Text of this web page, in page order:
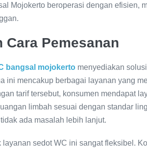
Mojokerto beroperasi dengan efisien,
Cara Pemesanan
bangsal mojokerto menyediakan
ini mencakup berbagai layanan yang
tarif tersebut, konsumen mendapat
limbah sesuai dengan standar
ada masalah lebih lanjut.
layanan sedot WC ini sangat fleksibel.